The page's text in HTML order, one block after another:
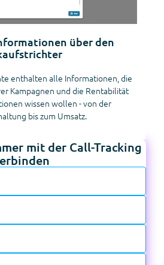
über den
enthalten alle Informationen, die
Kampagnen und die Rentabilität
wissen wollen - von der
bis zum Umsatz.
mit der Call-Tracking